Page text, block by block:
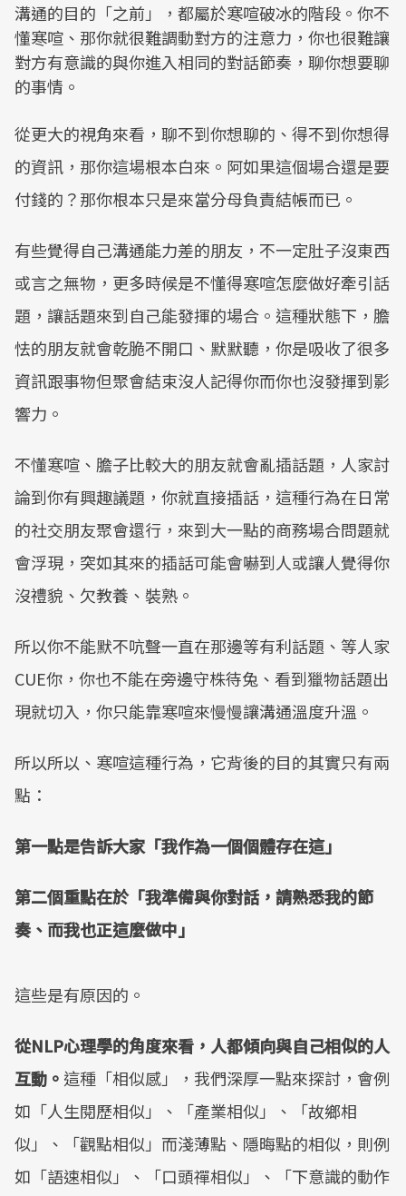
溝通的目的「之前」，都屬於寒喧破冰的階段。你不
懂寒喧、那你就很難調動對方的注意力，​你也很難讓
對方有意識的與你進入相同的對話節奏，聊你想要聊
的事情。
​從更大的視角來看，聊不到你想聊的、得不到你想得
的資訊，那你這場根本白來。阿如果這個場合還是要
付錢的？那你根本只是來當分母負責結帳而已。
​有些覺得自己溝通能力差的朋友，不一定肚子沒東西
或言之無物，​更多時候是不懂得寒喧怎麼做好牽引話
題，讓話題來到自己能發揮的場合。​這種狀態下，膽
怯的朋友就會乾脆不開口、默默聽，你是吸收了很多
資訊跟事物但聚會結束沒人記得你而你也沒發揮到影
響力。
不懂寒喧、膽子比較大的朋友就會亂插話題，人家討
論到你有興趣議題，你就直接插話，​​這種行為在日常
的社交朋友聚會還行，來到大一點的商務場合問題就
會浮現，突如其來的插話可能會嚇到人或讓人覺得你
沒禮貌、欠教養、裝熟。
​所以你不能默不吭聲一直在那邊等有利話題、等人家
CUE你，你也不能在旁邊守株待兔、看到獵物話題出
現就切入，​你只能靠寒喧來慢慢讓溝通溫度升溫。
​所以所以、寒喧這種行為，它背後的目的其實只有兩
點：
​第一點是告訴大家「我作為一個個體存在這」
​第二個重點在於「我準備與你對話，請熟悉我的節
奏、而我也正這麼做中」
​這些是有原因的。
​從NLP心理學的角度來看，人都傾向與自己相似的人
互動。​ 這種「相似感」，我們深厚一點來探討，會例
如「人生閱歷相似」、「產業相似」、「故鄉相
似」、「觀點相似」而淺薄點、隱晦點的相似，則例
如「語速相似」、「口頭禪相似」、「下意識的動作